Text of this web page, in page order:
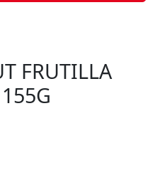
FRUTILLA